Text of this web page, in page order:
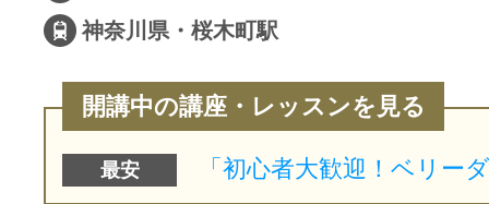
神奈川県・桜木町駅
開講中の講座・レッスンを見る
最安